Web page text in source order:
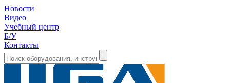
Новости
Видео
Учебный центр
Б/У
Контакты